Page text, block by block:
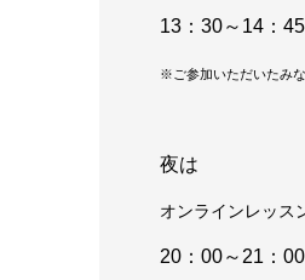
13：30～14：
※ご参加いただいたみ
夜は
オンラインレッス
20：00～21：